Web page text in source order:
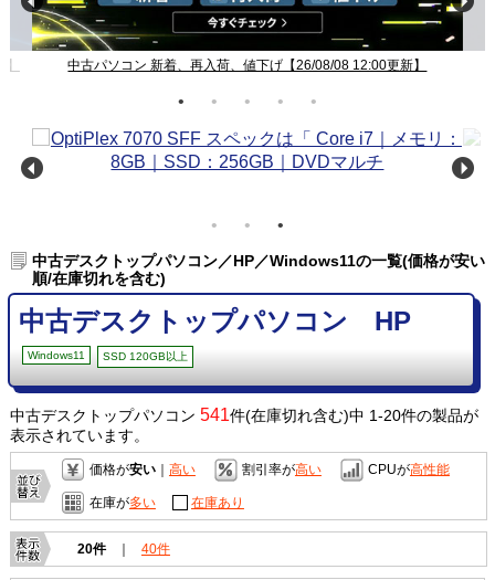
中古パソコン 新着、再入荷、値下げ【26/08/08 12:00更新】
中古デスクトップパソコン／HP／Windows11の一覧(価格が安い
順/在庫切れを含む)
中古デスクトップパソコン HP
Windows11 SSD 120GB以上
中古デスクトップパソコン 541件(在庫切れ含む)中 1-20件の製品が
表示されています。
価格が安い｜ 高い 割引率が高い CPUが高性能
在庫が多い 在庫あり
20件 ｜ 40件